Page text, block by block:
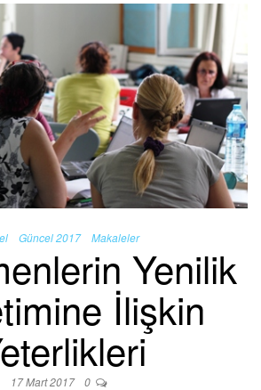
Güncel 2017 Makaleler
Yenilik
İlişkin
17 Mart 2017 0